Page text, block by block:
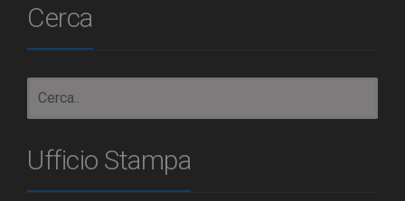
Cerca
Ufficio Stampa